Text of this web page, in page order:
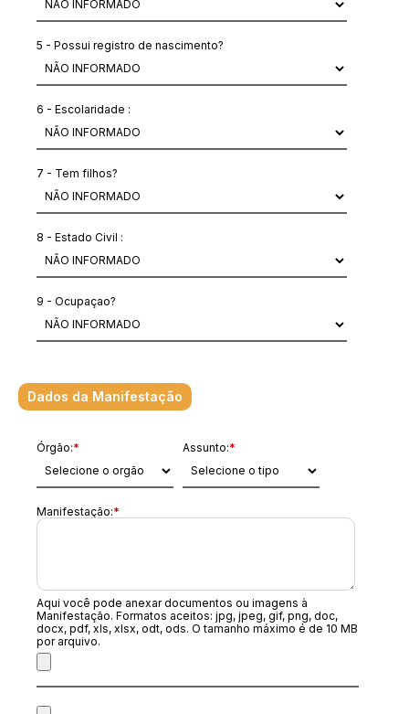
5 - Possui registro de nascimento?
6 - Escolaridade :
7 - Tem filhos?
8 - Estado Civil :
9 - Ocupaçao?
Dados da Manifestação
Órgão:* Assunto:*
Manifestação:*
Aqui você pode anexar documentos ou imagens à
Manifestação. Formatos aceitos: jpg, jpeg, gif, png, doc,
docx, pdf, xls, xlsx, odt, ods. O tamanho máximo é de 10 MB
por arquivo.